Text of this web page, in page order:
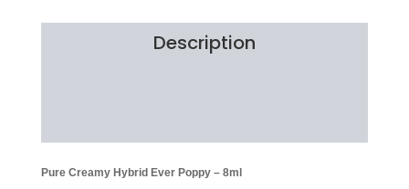
Description
Pure Creamy Hybrid Ever Poppy – 8ml